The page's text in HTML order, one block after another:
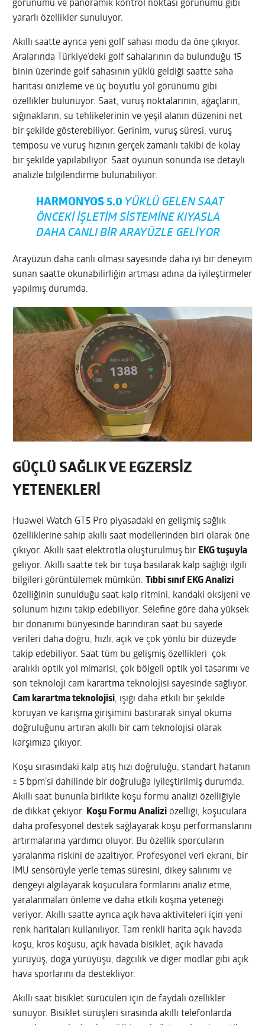
görünümü ve panoramik kontrol noktası görünümü gibi
yararlı özellikler sunuluyor.
Akıllı saatte ayrıca yeni golf sahası modu da öne çıkıyor.
Aralarında Türkiye’deki golf sahalarının da bulunduğu 15
binin üzerinde golf sahasının yüklü geldiği saatte saha
haritası önizleme ve üç boyutlu yol görünümü gibi
özellikler bulunuyor. Saat, vuruş noktalarının, ağaçların,
sığınakların, su tehlikelerinin ve yeşil alanın düzenini net
bir şekilde gösterebiliyor. Gerinim, vuruş süresi, vuruş
temposu ve vuruş hızının gerçek zamanlı takibi de kolay
bir şekilde yapılabiliyor. Saat oyunun sonunda ise detaylı
analizle bilgilendirme bulunabiliyor.
HARMONYOS 5.0 YÜKLÜ GELEN SAAT
ÖNCEKI IŞLETIM SISTEMINE KIYASLA
DAHA CANLI BIR ARAYÜZLE GELIYOR
Arayüzün daha canlı olması sayesinde daha iyi bir deneyim
sunan saatte okunabilirliğin artması adına da iyileştirmeler
yapılmış durumda.
GÜÇLÜ SAĞLIK VE EGZERSİZ
YETENEKLERİ
Huawei Watch GT5 Pro piyasadaki en gelişmiş sağlık
özelliklerine sahip akıllı saat modellerinden biri olarak öne
çıkıyor. Akıllı saat elektrotla oluşturulmuş bir EKG tuşuyla
geliyor. Akıllı saatte tek bir tuşa basılarak kalp sağlığı ilgili
bilgileri görüntülemek mümkün.Tıbbi sınıf EKG Analizi
özelliğinin sunulduğu saat kalp ritmini, kandaki oksijeni ve
solunum hızını takip edebiliyor. Selefine göre daha yüksek
bir donanımı bünyesinde barındıran saat bu sayede
verileri daha doğru, hızlı, açık ve çok yönlü bir düzeyde
takip edebiliyor. Saat tüm bu gelişmiş özellikleri çok
aralıklı optik yol mimarisi, çok bölgeli optik yol tasarımı ve
son teknoloji cam karartma teknolojisi sayesinde sağlıyor.
Cam karartma teknolojisi, ışığı daha etkili bir şekilde
koruyan ve karışma girişimini bastırarak sinyal okuma
doğruluğunu artıran akıllı bir cam teknolojisi olarak
karşımıza çıkıyor.
Koşu sırasındaki kalp atış hızı doğruluğu, standart hatanın
± 5 bpm’si dahilinde bir doğruluğa iyileştirilmiş durumda.
Akıllı saat bununla birlikte koşu formu analizi özelliğiyle
de dikkat çekiyor. Koşu Formu Analizi özelliği, koşuculara
daha profesyonel destek sağlayarak koşu performanslarını
artırmalarına yardımcı oluyor. Bu özellik sporcuların
yaralanma riskini de azaltıyor. Profesyonel veri ekranı, bir
IMU sensörüyle yerle temas süresini, dikey salınımı ve
dengeyi algılayarak koşuculara formlarını analiz etme,
yaralanmaları önleme ve daha etkili koşma yeteneği
veriyor. Akıllı saatte ayrıca açık hava aktiviteleri için yeni
renk haritaları kullanılıyor. Tam renkli harita açık havada
koşu, kros koşusu, açık havada bisiklet, açık havada
yürüyüş, doğa yürüyüşü, dağcılık ve diğer modlar gibi açık
hava sporlarını da destekliyor.
Akıllı saat bisiklet sürücüleri için de faydalı özellikler
sunuyor. Bisiklet sürüşleri sırasında akıllı telefonlarda